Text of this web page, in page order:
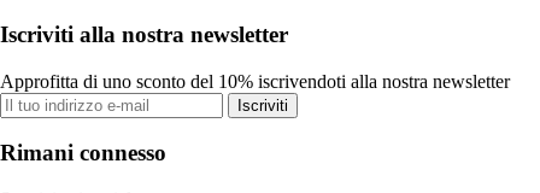
Iscriviti alla nostra newsletter
Approfitta di uno sconto del 10% iscrivendoti alla nostra newsletter
Iscriviti
Rimani connesso